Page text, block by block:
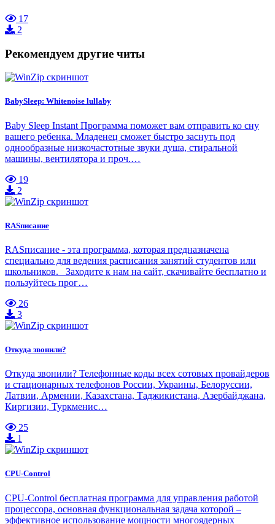
17
2
Рекомендуем другие читы
BabySleep: Whitenoise lullaby
Baby Sleep Instant Программа поможет вам отправить ко сну
вашего ребенка. Младенец сможет быстро заснуть под
однообразные низкочастотные звуки душа, стиральной
машины, вентилятора и проч.…
19
2
RASписание
RASписание - эта программа, которая предназначена
специально для ведения расписания занятий студентов или
школьников. Заходите к нам на сайт, скачивайте бесплатно и
пользуйтесь прог…
26
3
Откуда звонили?
Откуда звонили? Телефонные коды всех сотовых провайдеров
и стационарных телефонов России, Украины, Белоруссии,
Латвии, Армении, Казахстана, Таджикистана, Азербайджана,
Киргизии, Туркменис…
25
1
CPU-Control
CPU-Control бесплатная программа для управления работой
процессора, основная функциональная задача которой –
эффективное использование мощности многоядерных